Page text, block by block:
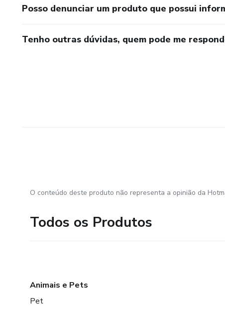
Posso denunciar um produto que possui
Tenho outras dúvidas, quem pode me
O conteúdo deste produto não representa a opinião da
Todos os Produtos
Animais e Pets
Pet